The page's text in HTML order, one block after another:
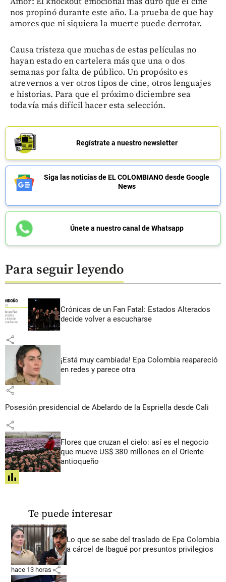
nos propinó durante este año. La prueba de que hay
amores que ni siquiera la muerte puede derrotar.
Causa tristeza que muchas de estas películas no
hayan estado en cartelera más que una o dos
semanas por falta de público. Un propósito es
atrevernos a ver otros tipos de cine, otros lenguajes
e historias. Para que el próximo diciembre sea
todavía más difícil hacer esta selección.
Regístrate a nuestro newsletter
Siga las noticias de EL COLOMBIANO desde Google
News
Únete a nuestro canal de Whatsapp
Para seguir leyendo
Crónicas de un Fan Fatal: Estados Alterados
decide volver a escucharse
share
¡Está muy cambiada! Epa Colombia reapareció
en redes y parece otra
share
Posesión presidencial de Abelardo de la Espriella desde Cali
share
Flores que cruzan el cielo: así es el negocio
que mueve US$ 380 millones en el Oriente
antioqueño
share
Te puede interesar
Lo que se sabe del traslado de Epa Colombia
a cárcel de Ibagué por presuntos privilegios
hace 13 horas share